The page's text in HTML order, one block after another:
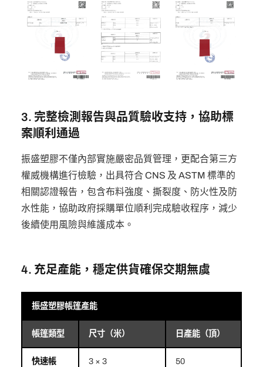
3. 完整檢測報告與品質驗收支持，協助標
案順利通過
振盛塑膠不僅內部實施嚴密品質管理，更配合第三方
權威機構進行檢驗，出具符合 CNS 及 ASTM 標準的
相關認證報告，包含布料強度、撕裂度、防火性及防
水性能，協助政府採購單位順利完成驗收程序，減少
後續使用風險與維護成本。
4. 充足產能，穩定供貨確保交期無虞
振盛塑膠帳篷產能
帳篷類型 尺寸（米） 日產能（頂）
快速帳 3 × 3 50